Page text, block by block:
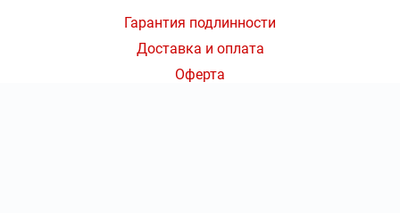
Гарантия подлинности
Доставка и оплата
Оферта